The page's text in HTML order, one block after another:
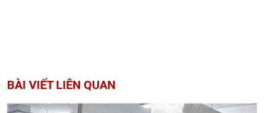
BÀI VIẾT LIÊN QUAN